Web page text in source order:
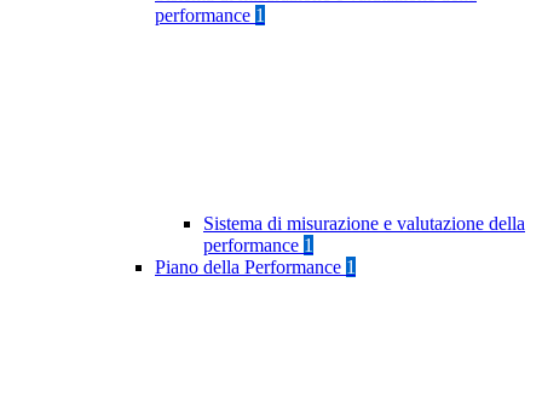
performance 1
Sistema di misurazione e valutazione della
performance 1
Piano della Performance 1